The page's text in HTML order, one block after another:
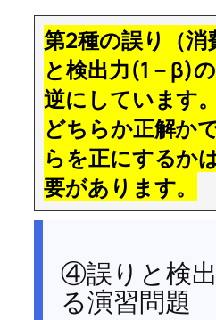
第2種の誤り（
と検出力(1－β)
逆にしています。
どちらか正解か
らを正にするか
要があります。
④誤りと検
る演習問題